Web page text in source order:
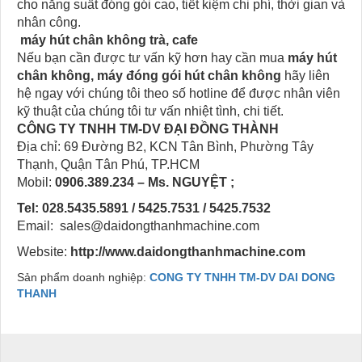
cho năng suất đóng gói cao, tiết kiệm chi phí, thời gian và
nhân công.
máy hút chân không trà, cafe
Nếu bạn cần được tư vấn kỹ hơn hay cần mua máy hút
chân không, máy đóng gói hút chân không hãy liên
hệ ngay với chúng tôi theo số hotline để được nhân viên
kỹ thuật của chúng tôi tư vấn nhiệt tình, chi tiết.
CÔNG TY TNHH TM-DV ĐẠI ĐỒNG THÀNH
Địa chỉ: 69 Đường B2, KCN Tân Bình, Phường Tây
Thạnh, Quận Tân Phú, TP.HCM
Mobil: 0906.389.234 – Ms. NGUYỆT ;
Tel: 028.5435.5891 / 5425.7531 / 5425.7532
Email: sales@daidongthanhmachine.com
Website: http://www.daidongthanhmachine.com
Sản phẩm doanh nghiệp: CONG TY TNHH TM-DV DAI DONG
THANH